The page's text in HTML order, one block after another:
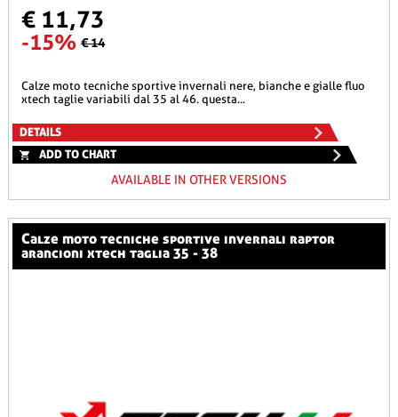
€ 11,73
-15% € 14
calze moto tecniche sportive invernali nere, bianche e gialle fluo
xtech taglie variabili dal 35 al 46. questa...
DETAILS
ADD TO CHART
AVAILABLE IN OTHER VERSIONS
calze moto tecniche sportive invernali raptor
arancioni xtech taglia 35 - 38